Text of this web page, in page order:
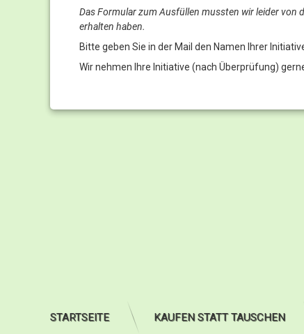
Das Formular zum Ausfüllen mussten wir leider von
erhalten haben.
Bitte geben Sie in der Mail den Namen Ihrer
Wir nehmen Ihre Initiative (nach Überprüfung)
STARTSEITE KAUFEN STATT TAUSCHEN